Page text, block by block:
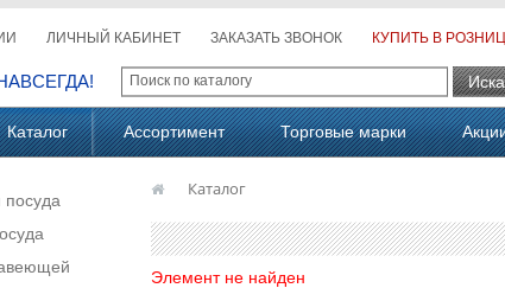
ЛИЧНЫЙ КАБИНЕТ ЗАКАЗАТЬ ЗВОНОК КУПИТЬ В
Каталог Ассортимент Торговые марки
Каталог
Элемент не найден